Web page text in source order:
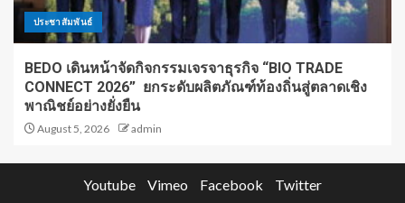
ประชาสัมพันธ์
BEDO เดินหน้าจัดกิจกรรมเจรจาธุรกิจ “BIO TRADE
CONNECT 2026” ยกระดับผลิตภัณฑ์ท้องถิ่นสู่ตลาดเชิง
พาณิชย์อย่างยั่งยืน
August 5, 2026 admin
Youtube Vimeo Facebook Twitter